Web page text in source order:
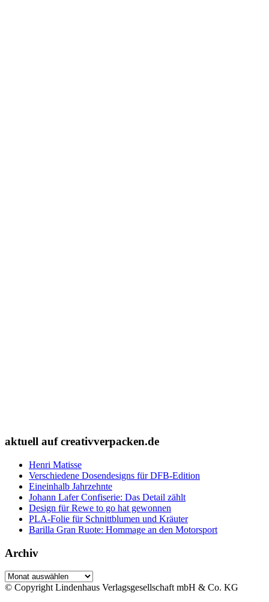
aktuell auf creativverpacken.de
Henri Matisse
Verschiedene Dosendesigns für DFB-Edition
Eineinhalb Jahrzehnte
Johann Lafer Confiserie: Das Detail zählt
Design für Rewe to go hat gewonnen
PLA-Folie für Schnittblumen und Kräuter
Barilla Gran Ruote: Hommage an den Motorsport
Archiv
Archiv
© Copyright Lindenhaus Verlagsgesellschaft mbH & Co. KG